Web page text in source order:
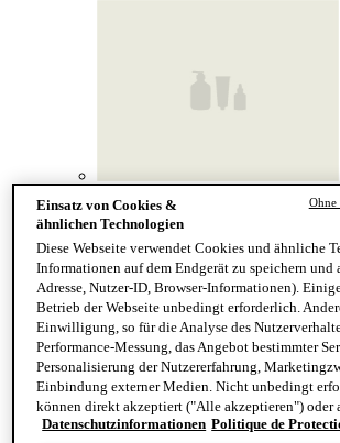
Hand & Körper
Kategorie
Handseife & Balsam
Seife am Stück
Reinigung & Peeling für
Körperbalsame und Öle
Mundpflege & Deodorants
Alle Hand- und
Bemerkenswerte Formulierungen
Resurrection Aromatique
Eleos Aromatique Hand
Antithesis Intense Body
Einsatz von Cookies &
ähnlichen Technologien
Diese Webseite verwendet Cookies und ähnliche
Informationen auf dem Endgerät zu speichern und
Adresse, Nutzer-ID, Browser-Informationen).
Betrieb der Webseite unbedingt erforderlich.
Einwilligung, so für die Analyse des
Performance-Messung, das Angebot bestimmter
Personalisierung der Nutzererfahrung,
Einbindung externer Medien. Nicht unbedingt
können direkt akzeptiert ("Alle akzeptieren") oder
Einwilligung fortfahren") werden. Individuelle
Datenschutzinformationen Politique de